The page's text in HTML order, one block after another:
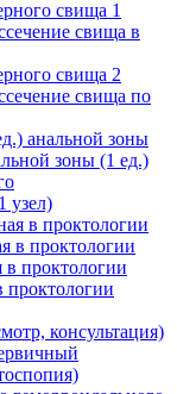
свища 1
свища в
свища 2
свища по
анальной зоны
зоны (1 ед.)
узел)
в проктологии
в проктологии
в проктологии
проктологии
консультация)